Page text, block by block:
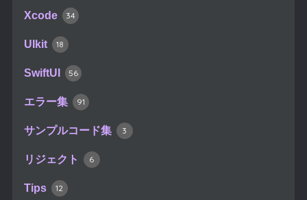
Xcode 34
UIkit 18
SwiftUI 56
エラー集 91
サンプルコード集 3
リジェクト 6
Tips 12